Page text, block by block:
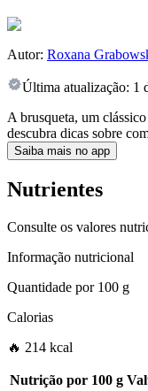
Autor: Roxana
Última atualização: 1
A brusqueta, um
descubra dicas sobre
Saiba mais no app
Nutrientes
Consulte os valores
Informação nutricional
Quantidade por100 g
Calorias
🔥 214 kcal
Nutrição por 100 g